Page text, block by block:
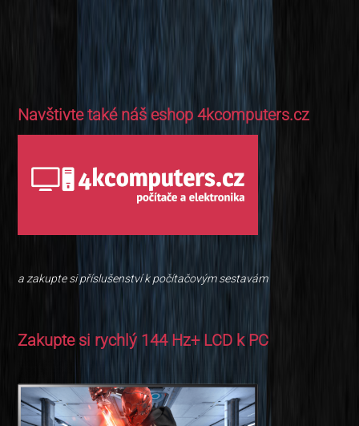
Navštivte také náš eshop 4kcomputers.cz
a zakupte si příslušenství k počítačovým sestavám
Zakupte si rychlý 144 Hz+ LCD k PC